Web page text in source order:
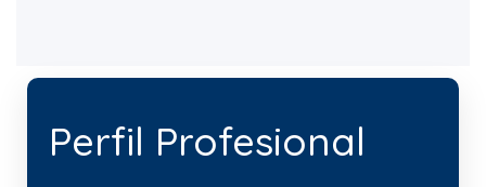
Perfil Profesional